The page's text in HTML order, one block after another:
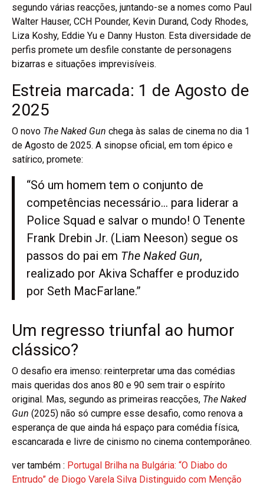
segundo várias reacções, juntando-se a nomes como Paul
Walter Hauser, CCH Pounder, Kevin Durand, Cody Rhodes,
Liza Koshy, Eddie Yu e Danny Huston. Esta diversidade de
perfis promete um desfile constante de personagens
bizarras e situações imprevisíveis.
Estreia marcada: 1 de Agosto de
2025
O novo The Naked Gun chega às salas de cinema no dia 1
de Agosto de 2025. A sinopse oficial, em tom épico e
satírico, promete:
“Só um homem tem o conjunto de
competências necessário… para liderar a
Police Squad e salvar o mundo! O Tenente
Frank Drebin Jr. (Liam Neeson) segue os
passos do pai em The Naked Gun,
realizado por Akiva Schaffer e produzido
por Seth MacFarlane.”
Um regresso triunfal ao humor
clássico?
O desafio era imenso: reinterpretar uma das comédias
mais queridas dos anos 80 e 90 sem trair o espírito
original. Mas, segundo as primeiras reacções, The Naked
Gun (2025) não só cumpre esse desafio, como renova a
esperança de que ainda há espaço para comédia física,
escancarada e livre de cinismo no cinema contemporâneo.
ver também : Portugal Brilha na Bulgária: “O Diabo do
Entrudo” de Diogo Varela Silva Distinguido com Menção